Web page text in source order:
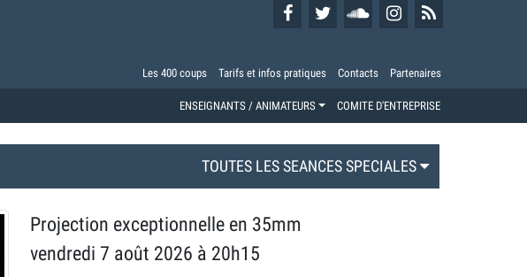
Les 400 coups Tarifs et infos pratiques Contacts Partenaires
ENSEIGNANTS / ANIMATEURS COMITE D'ENTREPRISE
TOUTES LES SEANCES SPECIALES
Projection exceptionnelle en 35mm
vendredi 7 août 2026 à 20h15